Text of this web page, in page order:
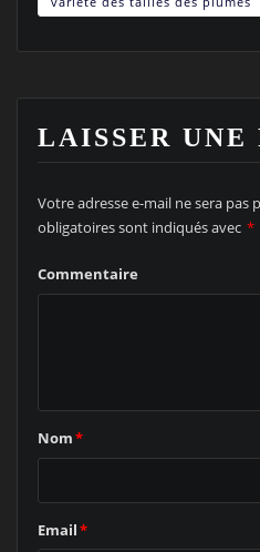
LAISSER UNE
Votre adresse e-mail ne sera pas
obligatoires sont indiqués avec *
Commentaire
Nom*
Email*